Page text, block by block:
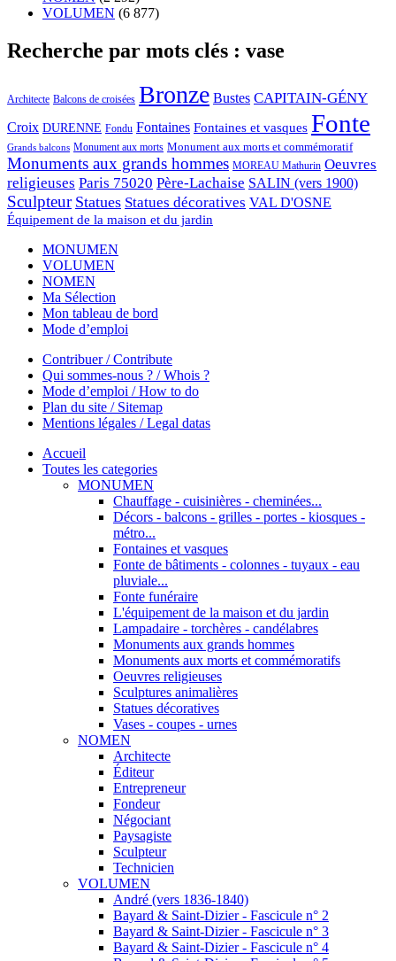
VOLUMEN (6 877)
Recherche par mots clés : vase
Architecte Balcons de croisées Bronze Bustes CAPITAIN-GÉNY
Croix DURENNE Fondu Fontaines Fontaines et vasques Fonte
Grands balcons Monument aux morts Monument aux morts et commémoratif
Monuments aux grands hommes MOREAU Mathurin Oeuvres
religieuses Paris 75020 Père-Lachaise SALIN (vers 1900)
Sculpteur Statues Statues décoratives VAL D'OSNE
Équipement de la maison et du jardin
MONUMEN
VOLUMEN
NOMEN
Ma Sélection
Mon tableau de bord
Mode d’emploi
Contribuer / Contribute
Qui sommes-nous ? / Whois ?
Mode d’emploi / How to do
Plan du site / Sitemap
Mentions légales / Legal datas
Accueil
Toutes les categories
MONUMEN
Chauffage - cuisinières - cheminées...
Décors - balcons - grilles - portes - kiosques -
métro...
Fontaines et vasques
Fonte de bâtiments - colonnes - tuyaux - eau
pluviale...
Fonte funéraire
L'équipement de la maison et du jardin
Lampadaire - torchères - candélabres
Monuments aux grands hommes
Monuments aux morts et commémoratifs
Oeuvres religieuses
Sculptures animalières
Statues décoratives
Vases - coupes - urnes
NOMEN
Architecte
Éditeur
Entrepreneur
Fondeur
Négociant
Paysagiste
Sculpteur
Technicien
VOLUMEN
André (vers 1836-1840)
Bayard & Saint-Dizier - Fascicule n° 2
Bayard & Saint-Dizier - Fascicule n° 3
Bayard & Saint-Dizier - Fascicule n° 4